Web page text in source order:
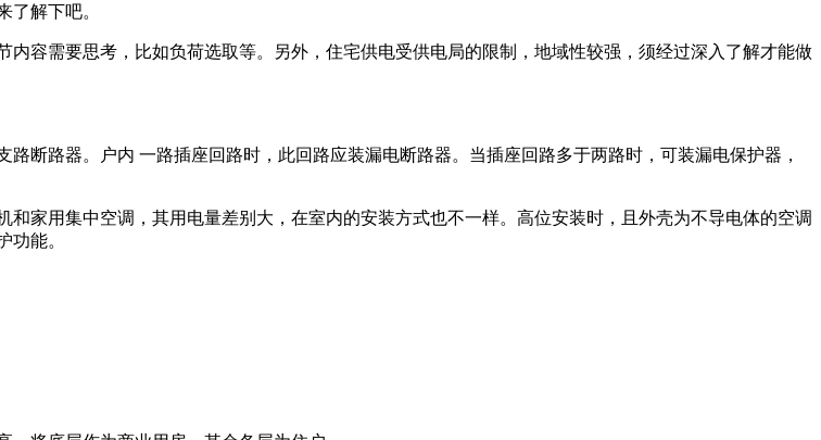
了解下吧。
容需要思考，比如负荷选取等。另外，住宅供电受供电局的限制，地域性较强，须经过深入了解才能做
断路器。户内 一路插座回路时，此回路应装漏电断路器。当插座回路多于两路时，可装漏电保护器，
家用集中空调，其用电量差别大，在室内的安装方式也不一样。高位安装时，且外壳为不导电体的空调
功能。